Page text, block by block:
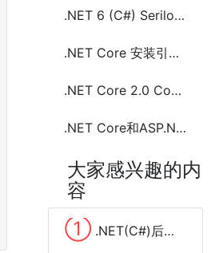
.NET 6 (C#) Serilog 日志框架的使用
.NET Core 安装引用MemoryCache(Microsoft.Extensions.Caching.Memory)及使用示例代码
.NET Core 2.0 Console(控制台)项目 Microsoft.Extensions.Logging NLog配置使用
.NET Core和ASP.NET Core 日志框架Nlog安装配置及示例代码
大家感兴趣的内
容
① .NET(C#)后台发送Get和Post请求的几种方法总结